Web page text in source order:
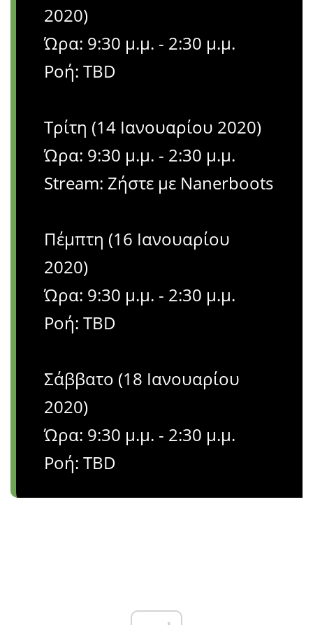
2020)
Ώρα: 9:30 μ.μ. - 2:30 μ.μ.
Ροή: TBD
Τρίτη (14 Ιανουαρίου 2020)
Ώρα: 9:30 μ.μ. - 2:30 μ.μ.
Stream: Ζήστε με Nanerboots
Πέμπτη (16 Ιανουαρίου
2020)
Ώρα: 9:30 μ.μ. - 2:30 μ.μ.
Ροή: TBD
Σάββατο (18 Ιανουαρίου
2020)
Ώρα: 9:30 μ.μ. - 2:30 μ.μ.
Ροή: TBD